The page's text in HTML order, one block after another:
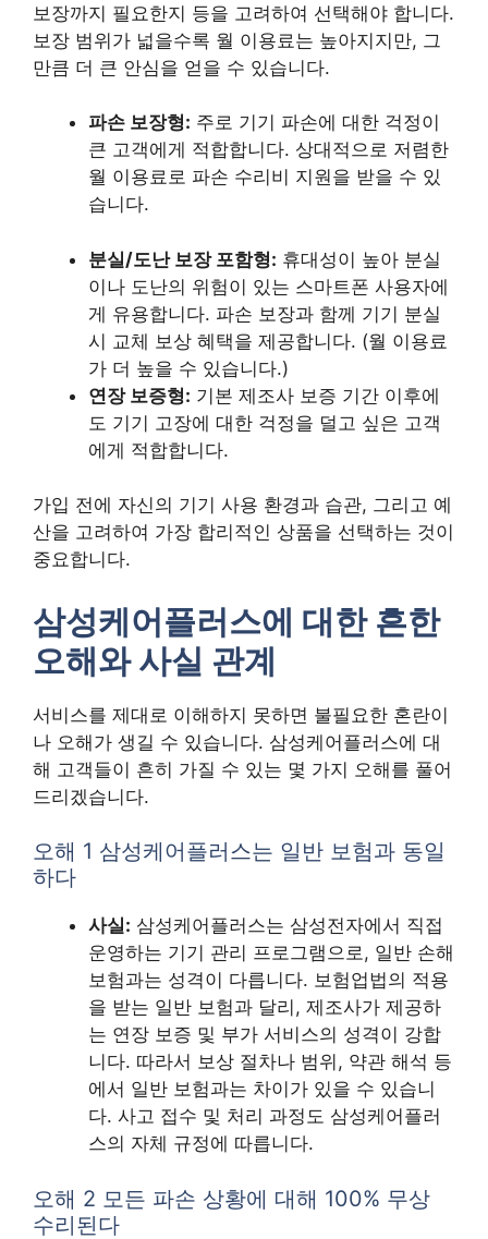
보장까지 필요한지 등을 고려하여 선택해야 합니다.
보장 범위가 넓을수록 월 이용료는 높아지지만, 그
만큼 더 큰 안심을 얻을 수 있습니다.
파손 보장형: 주로 기기 파손에 대한 걱정이
큰 고객에게 적합합니다. 상대적으로 저렴한
월 이용료로 파손 수리비 지원을 받을 수 있
습니다.
분실/도난 보장 포함형: 휴대성이 높아 분실
이나 도난의 위험이 있는 스마트폰 사용자에
게 유용합니다. 파손 보장과 함께 기기 분실
시 교체 보상 혜택을 제공합니다. (월 이용료
가 더 높을 수 있습니다.)
연장 보증형: 기본 제조사 보증 기간 이후에
도 기기 고장에 대한 걱정을 덜고 싶은 고객
에게 적합합니다.
가입 전에 자신의 기기 사용 환경과 습관, 그리고 예
산을 고려하여 가장 합리적인 상품을 선택하는 것이
중요합니다.
삼성케어플러스에 대한 흔한
오해와 사실 관계
서비스를 제대로 이해하지 못하면 불필요한 혼란이
나 오해가 생길 수 있습니다. 삼성케어플러스에 대
해 고객들이 흔히 가질 수 있는 몇 가지 오해를 풀어
드리겠습니다.
오해 1 삼성케어플러스는 일반 보험과 동일
하다
사실: 삼성케어플러스는 삼성전자에서 직접
운영하는 기기 관리 프로그램으로, 일반 손해
보험과는 성격이 다릅니다. 보험업법의 적용
을 받는 일반 보험과 달리, 제조사가 제공하
는 연장 보증 및 부가 서비스의 성격이 강합
니다. 따라서 보상 절차나 범위, 약관 해석 등
에서 일반 보험과는 차이가 있을 수 있습니
다. 사고 접수 및 처리 과정도 삼성케어플러
스의 자체 규정에 따릅니다.
오해 2 모든 파손 상황에 대해 100% 무상
수리된다